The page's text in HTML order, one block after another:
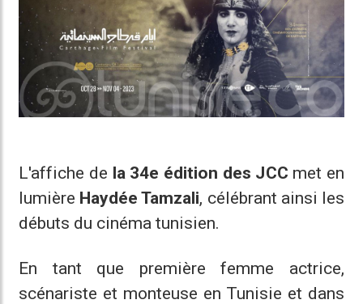
L'affiche de la 34e édition des JCC met en
lumière Haydée Tamzali, célébrant ainsi les
débuts du cinéma tunisien.
En tant que première femme actrice,
scénariste et monteuse en Tunisie et dans